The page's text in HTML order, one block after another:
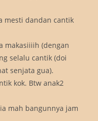
mesti dandan cantik
makasiiiih (dengan
selalu cantik (doi
senjata gua).
kok. Btw anak2
mah bangunnya jam